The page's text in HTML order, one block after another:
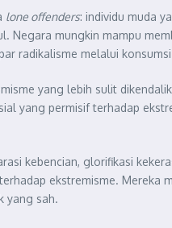
lone offenders: individu muda
Negara mungkin mampu
radikalisme melalui
yang lebih sulit
yang permisif terhadap
kebencian, glorifikasi
ekstremisme.
yang sah.